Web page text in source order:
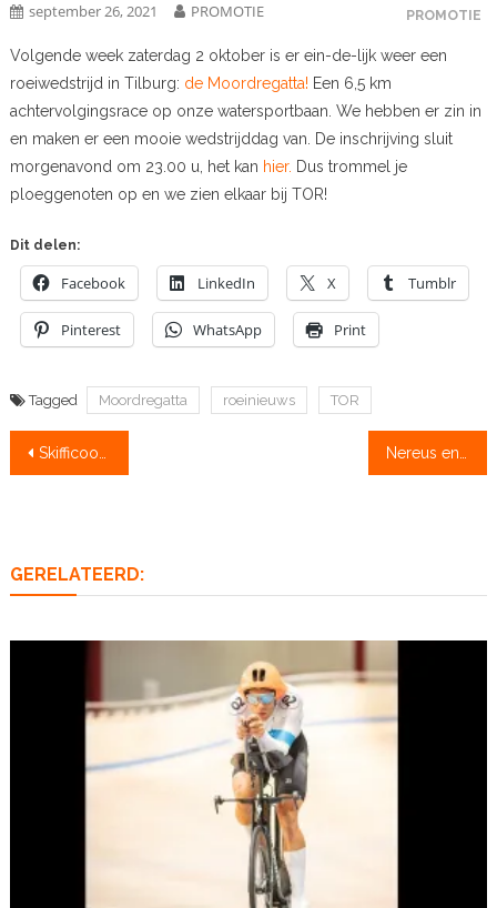
PROMOTIE
september 26, 2021 PROMOTIE
Volgende week zaterdag 2 oktober is er ein-de-lijk weer een
roeiwedstrijd in Tilburg: de Moordregatta! Een 6,5 km
achtervolgingsrace op onze watersportbaan. We hebben er zin in
en maken er een mooie wedstrijddag van. De inschrijving sluit
morgenavond om 23.00 u, het kan hier. Dus trommel je
ploeggenoten op en we zien elkaar bij TOR!
Dit delen:
Facebook LinkedIn X Tumblr
Pinterest WhatsApp Print
Tagged Moordregatta roeinieuws TOR
Bericht
Skifficoon Ondřej Synek stopt Nereus en Triton winnen Amstelbeker voor studenten
GERELATEERD: